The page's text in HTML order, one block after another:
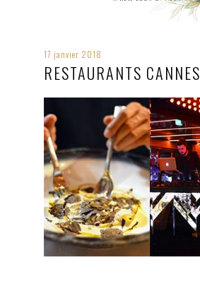
17 janvier 2018
RESTAURANTS CANNES